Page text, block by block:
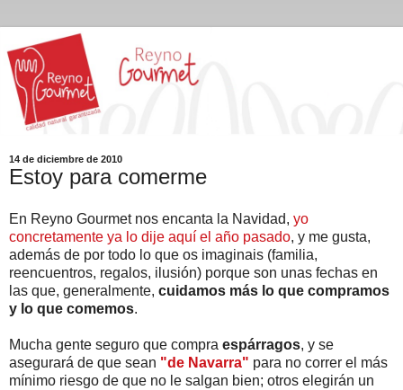
14 de diciembre de 2010
Estoy para comerme
En Reyno Gourmet nos encanta la Navidad, yo
concretamente ya lo dije aquí el año pasado, y me gusta,
además de por todo lo que os imaginais (familia,
reencuentros, regalos, ilusión) porque son unas fechas en
las que, generalmente, cuidamos más lo que compramos
y lo que comemos.
Mucha gente seguro que compra espárragos, y se
asegurará de que sean "de Navarra" para no correr el más
mínimo riesgo de que no le salgan bien; otros elegirán un